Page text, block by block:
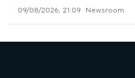
09/08/2026, 21:09 Newsroom